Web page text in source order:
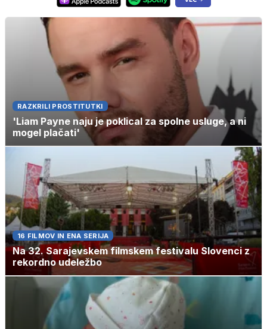
RAZKRILI PROSTITUTKI
'Liam Payne naju je poklical za spolne usluge, a ni
mogel plačati'
16 FILMOV IN ENA SERIJA
Na 32. Sarajevskem filmskem festivalu Slovenci z
rekordno udeležbo